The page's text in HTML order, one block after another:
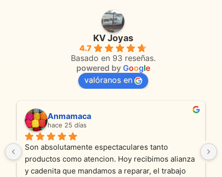
KV Joyas
4.7
Basado en 93 reseñas.
powered by Google
valóranos en
Anmamaca
hace 25 días
Son absolutamente espectaculares tanto
productos como atencion. Hoy recibimos alianza
y cadenita que mandamos a reparar, el trabajo